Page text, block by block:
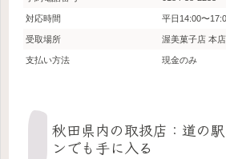
対応時間 平日14:00〜
受取場所 渥美菓子店 本店
支払い方法 現金のみ
秋田県内の取扱店：道の
ンでも手に入る